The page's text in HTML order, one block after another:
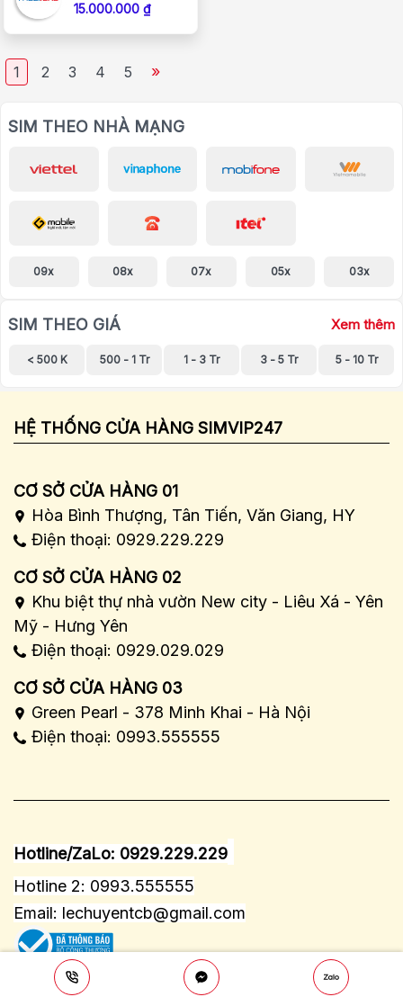
15.000.000 ₫
1 2 3 4 5 »
SIM THEO NHÀ MẠNG
09x 08x 07x 05x 03x
SIM THEO GIÁ Xem thêm
< 500 K 500 - 1 Tr 1 - 3 Tr 3 - 5 Tr 5 - 10 Tr
HỆ THỐNG CỬA HÀNG SIMVIP247
CƠ SỞ CỬA HÀNG 01
Hòa Bình Thượng, Tân Tiến, Văn Giang, HY
Điện thoại: 0929.229.229
CƠ SỞ CỬA HÀNG 02
Khu biệt thự nhà vườn New city - Liêu Xá - Yên
Mỹ - Hưng Yên
Điện thoại: 0929.029.029
CƠ SỞ CỬA HÀNG 03
Green Pearl - 378 Minh Khai - Hà Nội
Điện thoại: 0993.555555
Hotline/ZaLo: 0929.229.229
Hotline 2: 0993.555555
Email: lechuyentcb@gmail.com